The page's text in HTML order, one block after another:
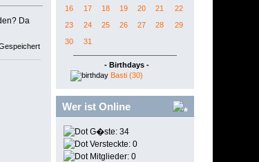
Da
16
17 18 19 20 21
22
23
24 25 26 27 28
29
30
31
- Birthdays -
Basti (30)
Wer ist Online
G�ste: 34
Versteckte: 0
Mitglieder: 0